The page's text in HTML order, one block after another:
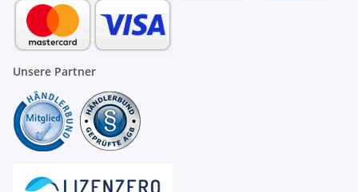
Unsere Partner